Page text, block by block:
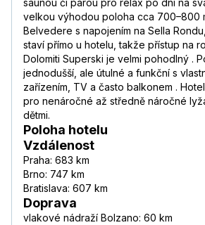
saunou či párou pro relax po dni na
velkou výhodou poloha cca 700–800
Belvedere s napojením na Sella
staví přímo u hotelu, takže přístup na
Dolomiti Superski je velmi pohodlný .
jednodušší, ale útulné a funkční s
zařízením, TV a často balkonem .
pro nenáročné až středně náročné
dětmi.
Poloha hotelu
Vzdálenost
Praha: 683 km
Brno: 747 km
Bratislava: 607 km
Doprava
vlakové nádraží Bolzano: 60 km